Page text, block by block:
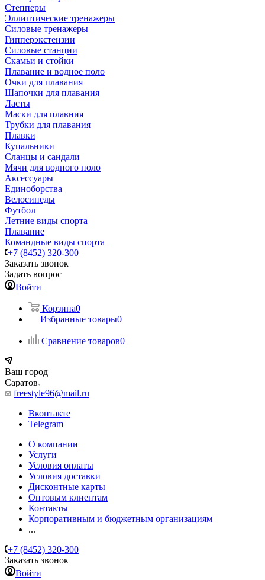
Степперы
Эллиптические тренажеры
Силовые тренажеры
Гипперэкстензии
Силовые станции
Скамьи и стойки
Плавание и водное поло
Очки для плавания
Шапочки для плавания
Ласты
Маски для плавния
Трубки для плавания
Плавки
Купальники
Сланцы и сандали
Мячи для водного поло
Аксессуары
Единоборства
Велосипеды
Футбол
Летние виды спорта
Плавание
Командные виды спорта
+7 (8452) 320-300
Заказать звонок
Задать вопрос
Войти
Корзина0
Избранные товары0
Сравнение товаров0
Ваш город
Саратов
freestyle96@mail.ru
Вконтакте
Telegram
О компании
Услуги
Условия оплаты
Условия доставки
Дисконтные карты
Оптовым клиентам
Контакты
Корпоративным и бюджетным организациям
...
+7 (8452) 320-300
Заказать звонок
Войти